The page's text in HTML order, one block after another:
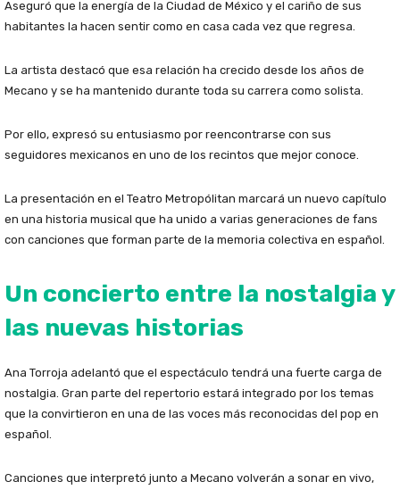
Aseguró que la energía de la Ciudad de México y el cariño de sus
habitantes la hacen sentir como en casa cada vez que regresa.
La artista destacó que esa relación ha crecido desde los años de
Mecano y se ha mantenido durante toda su carrera como solista.
Por ello, expresó su entusiasmo por reencontrarse con sus
seguidores mexicanos en uno de los recintos que mejor conoce.
La presentación en el Teatro Metropólitan marcará un nuevo capítulo
en una historia musical que ha unido a varias generaciones de fans
con canciones que forman parte de la memoria colectiva en español.
Un concierto entre la nostalgia y
las nuevas historias
Ana Torroja adelantó que el espectáculo tendrá una fuerte carga de
nostalgia. Gran parte del repertorio estará integrado por los temas
que la convirtieron en una de las voces más reconocidas del pop en
español.
Canciones que interpretó junto a Mecano volverán a sonar en vivo,